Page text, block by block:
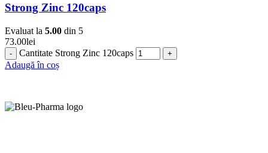
Strong Zinc 120caps
Evaluat la 5.00 din 5
73.00lei
Cantitate Strong Zinc 120caps
Adaugă în coș